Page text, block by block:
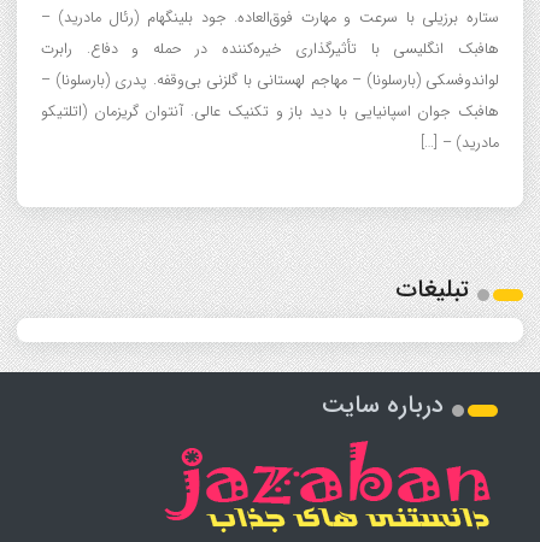
ستاره برزیلی با سرعت و مهارت فوق‌العاده. جود بلینگهام (رئال مادرید) –
هافبک انگلیسی با تأثیرگذاری خیره‌کننده در حمله و دفاع. رابرت
لواندوفسکی (بارسلونا) – مهاجم لهستانی با گلزنی بی‌وقفه. پدری (بارسلونا) –
هافبک جوان اسپانیایی با دید باز و تکنیک عالی. آنتوان گریزمان (اتلتیکو
مادرید) – […]
تبلیغات
درباره سایت